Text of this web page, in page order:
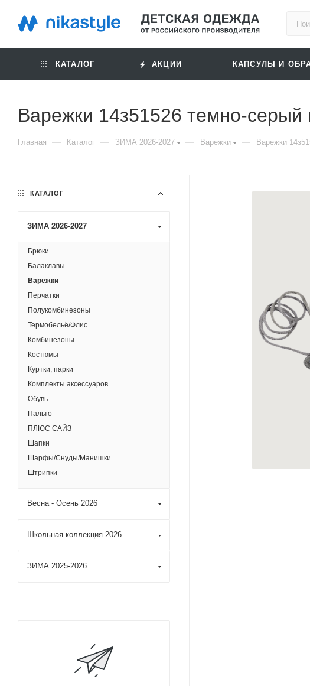
КАТАЛОГ АКЦИИ КАПСУЛЫ И
Варежки 14з51526 темно-
Главная — Каталог — ЗИМА 2026-2027 — Варежки — Варежки
КАТАЛОГ
ЗИМА 2026-2027
Брюки
Балаклавы
Варежки
Перчатки
Полукомбинезоны
Термобельё/Флис
Комбинезоны
Костюмы
Куртки, парки
Комплекты аксессуаров
Обувь
Пальто
ПЛЮС САЙЗ
Шапки
Шарфы/Снуды/Манишки
Штрипки
Весна - Осень 2026
Школьная коллекция 2026
ЗИМА 2025-2026